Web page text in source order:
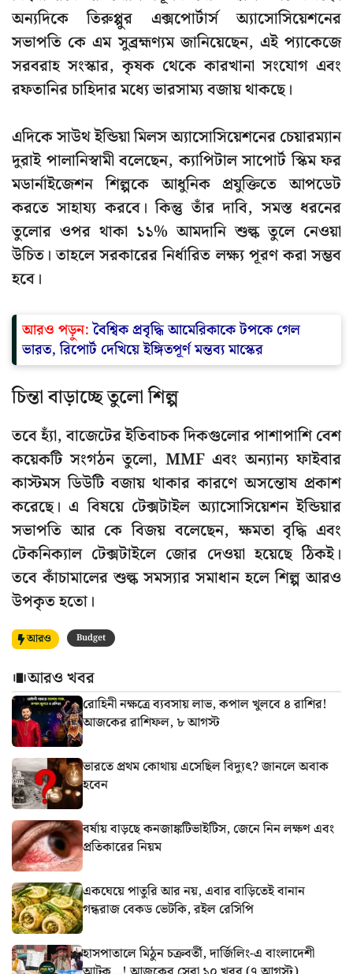
অন্যদিকে তিরুপ্পুর এক্সপোর্টার্স অ্যাসোসিয়েশনের
সভাপতি কে এম সুব্রহ্মণ্যম জানিয়েছেন, এই প্যাকেজে
সরবরাহ সংস্কার, কৃষক থেকে কারখানা সংযোগ এবং
রফতানির চাহিদার মধ্যে ভারসাম্য বজায় থাকছে।
এদিকে সাউথ ইন্ডিয়া মিলস অ্যাসোসিয়েশনের চেয়ারম্যান
দুরাই পালানিস্বামী বলেছেন, ক্যাপিটাল সাপোর্ট স্কিম ফর
মডার্নাইজেশন শিল্পকে আধুনিক প্রযুক্তিতে আপডেট
করতে সাহায্য করবে। কিন্তু তাঁর দাবি, সমস্ত ধরনের
তুলোর ওপর থাকা ১১% আমদানি শুল্ক তুলে নেওয়া
উচিত। তাহলে সরকারের নির্ধারিত লক্ষ্য পূরণ করা সম্ভব
হবে।
আরও পড়ুন:বৈশ্বিক প্রবৃদ্ধি আমেরিকাকে টপকে গেল
ভারত, রিপোর্ট দেখিয়ে ইঙ্গিতপূর্ণ মন্তব্য মাস্কের
চিন্তা বাড়াচ্ছে তুলো শিল্প
তবে হ্যাঁ, বাজেটের ইতিবাচক দিকগুলোর পাশাপাশি বেশ
কয়েকটি সংগঠন তুলো, MMF এবং অন্যান্য ফাইবার
কাস্টমস ডিউটি বজায় থাকার কারণে অসন্তোষ প্রকাশ
করেছে। এ বিষয়ে টেক্সটাইল অ্যাসোসিয়েশন ইন্ডিয়ার
সভাপতি আর কে বিজয় বলেছেন, ক্ষমতা বৃদ্ধি এবং
টেকনিক্যাল টেক্সটাইলে জোর দেওয়া হয়েছে ঠিকই।
তবে কাঁচামালের শুল্ক সমস্যার সমাধান হলে শিল্প আরও
উপকৃত হতো।
আরও Budget
আরও খবর
রোহিনী নক্ষত্রে ব্যবসায় লাভ, কপাল খুলবে ৪ রাশির!
আজকের রাশিফল, ৮ আগস্ট
ভারতে প্রথম কোথায় এসেছিল বিদ্যুৎ? জানলে অবাক
হবেন
বর্ষায় বাড়ছে কনজাঙ্কটিভাইটিস, জেনে নিন লক্ষণ এবং
প্রতিকারের নিয়ম
একঘেয়ে পাতুরি আর নয়, এবার বাড়িতেই বানান
গন্ধরাজ বেকড ভেটকি, রইল রেসিপি
হাসপাতালে মিঠুন চক্রবর্তী, দার্জিলিং-এ বাংলাদেশী